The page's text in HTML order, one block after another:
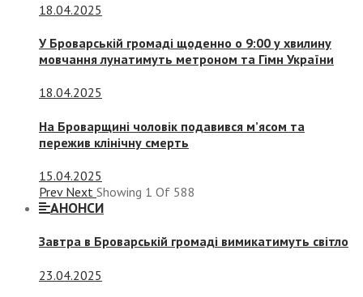
18.04.2025
У Броварській громаді щоденно о 9:00 у хвилину
мовчання лунатимуть метроном та Гімн України
18.04.2025
На Броварщині чоловік подавився м’ясом та
пережив клінічну смерть
15.04.2025
Prev Next Showing 1 Of 588
АНОНСИ
Завтра в Броварській громаді вимикатимуть світло
23.04.2025